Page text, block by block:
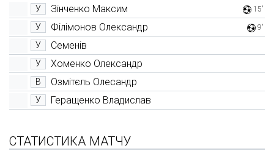
У Зінченко Максим 15'
У Філімонов Олександр 9'
У Семенів
У Хоменко Олександр
В Озмітєль Олесандр
У Геращенко Владислав
СТАТИСТИКА МАТЧУ